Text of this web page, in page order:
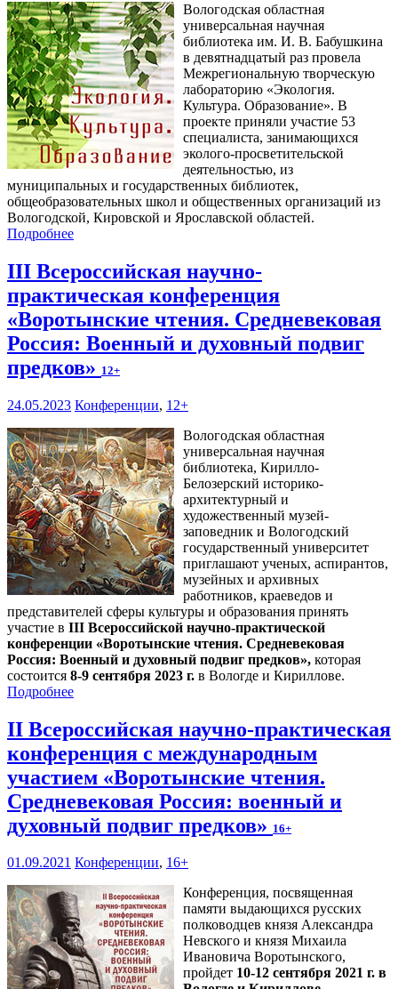
Вологодская областная
универсальная научная
библиотека им. И. В. Бабушкина
в девятнадцатый раз провела
Межрегиональную творческую
лабораторию «Экология.
Культура. Образование». В
проекте приняли участие 53
специалиста, занимающихся
эколого-просветительской
деятельностью, из
муниципальных и государственных библиотек,
общеобразовательных школ и общественных организаций из
Вологодской, Кировской и Ярославской областей.
Подробнее
III Всероссийская научно-
практическая конференция
«Воротынские чтения. Средневековая
Россия: Военный и духовный подвиг
предков» 12+
24.05.2023 Конференции, 12+
Вологодская областная
универсальная научная
библиотека, Кирилло-
Белозерский историко-
архитектурный и
художественный музей-
заповедник и Вологодский
государственный университет
приглашают ученых, аспирантов,
музейных и архивных
работников, краеведов и
представителей сферы культуры и образования принять
участие в III Всероссийской научно-практической
конференции «Воротынские чтения. Средневековая
Россия: Военный и духовный подвиг предков», которая
состоится 8-9 сентября 2023 г. в Вологде и Кириллове.
Подробнее
II Всероссийская научно-практическая
конференция с международным
участием «Воротынские чтения.
Средневековая Россия: военный и
духовный подвиг предков» 16+
01.09.2021 Конференции, 16+
Конференция, посвященная
памяти выдающихся русских
полководцев князя Александра
Невского и князя Михаила
Ивановича Воротынского,
пройдет 10-12 сентября 2021 г. в